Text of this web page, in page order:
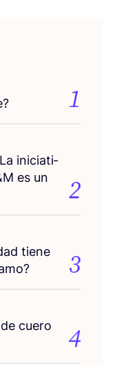
1
ini­cia­ti­
M es un
2
tie­ne
3
cue­ro
4